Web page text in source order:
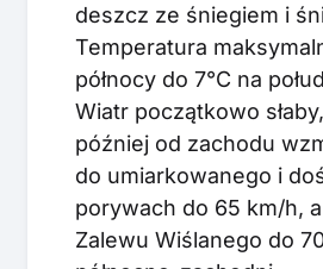
deszcz ze śniegiem i
Temperatura
północy do 7°C na
Wiatr początkowo
później od zachodu
do umiarkowanego i
porywach do 65 km/h,
Zalewu Wiślanego do